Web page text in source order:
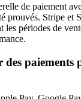
de paiement
prouvés. Stripe et
les périodes de
des paiements